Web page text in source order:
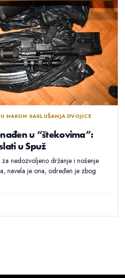
NAKON SASLUŠANJA DVOJICE
u “štekovima”:
u Spuž
nedozvoljeno držanje i nošenje
navela je ona, određen je zbog